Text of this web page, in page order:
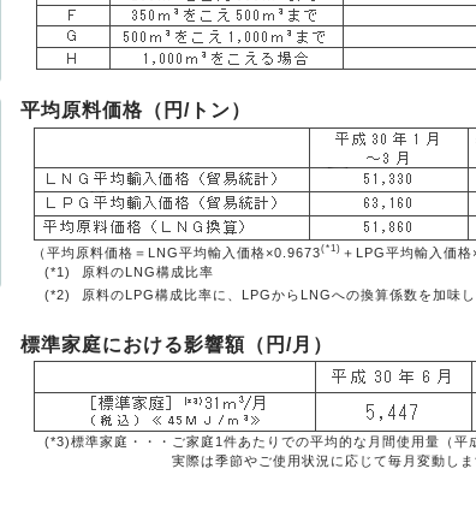
平均原料価格（円/トン）
（平均原料価格＝LNG平均輸入価格×0.9673(*1) ＋LPG平均輸入価
(*1)
原料のLNG構成比率
(*2)
原料のLPG構成比率に、LPGからLNGへの換算係数を加味
標準家庭における影響額（円/月）
(*3)標準家庭・・・ ご家庭1件あたりでの平均的な月間使用量（
実際は季節やご使用状況に応じて毎月変動しま